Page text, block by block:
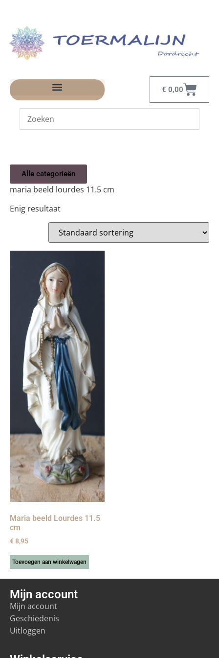
€ 0,00
Alle categorieën
maria beeld lourdes 11.5 cm
Enig resultaat
Maria beeld Lourdes 11.5
cm
€8,95
Toevoegen aan winkelwagen
Mijn account
Mijn account
Geschiedenis
Uitloggen